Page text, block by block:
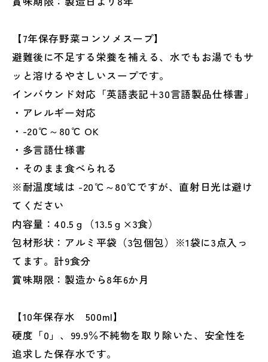
ー
ル
協
会
認
証
取
得
製
品
の
数
量
を
減
ら
す
ー
ル
協
会
認
証
取
得
製
品
の
を
増
や
す
【7年保存野菜コンソメスープ】
避難後に不足する栄養を補える、水でもお湯でもサ
ッと溶けるやさしいスープです。
インバウンド対応「英語表記＋30言語製品仕様書」
・アレルギー対応
・-20℃～80℃ OK
・多言語仕様書
・そのまま食べられる
※耐温度域は -20℃～80℃ですが、直射日光は避け
てください
内容量：40.5ｇ（13.5ｇ×3食）
包材形状：アルミ平袋（3包個包）※1袋に3点入っ
てます。計9食分
賞味期限：製造から8年6か月
【10年保存水 500ml】
硬度「0」、99.9％不純物を取り除いた、安全性を
追求した保存水です。